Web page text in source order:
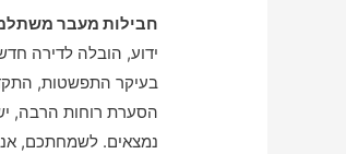
חבילות מעבר
ידוע, הובלה לדירה
בעיקר התפשטות,
הסערת רוחות הרבה,
נמצאים. לשמחתכם,